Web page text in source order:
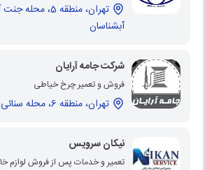
تهران، منطقه 5،
آبشناسان
شرکت جامه آرایان
فروش و تعمیر چرخ خیاطی
تهران، منطقه 6، محله سنائی، م. 7 تیر
نیکان سرویس
تعمیر و خدمات پس از فروش لوازم